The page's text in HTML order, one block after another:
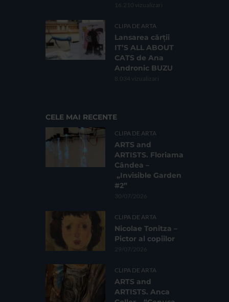
16.210 vizualizari
CLIPA DE ARTA
Lansarea cărții
IT’S ALL ABOUT
CATS de Ana
Andronic BUZU
8.034 vizualizari
CELE MAI RECENTE
CLIPA DE ARTA
ARTS and
ARTISTS. Floriama
Cândea –
„Invisible Garden
#2”
30/07/2026
CLIPA DE ARTA
Nicolae Tonitza –
Pictor al copiilor
29/07/2026
CLIPA DE ARTA
ARTS and
ARTISTS. Anca